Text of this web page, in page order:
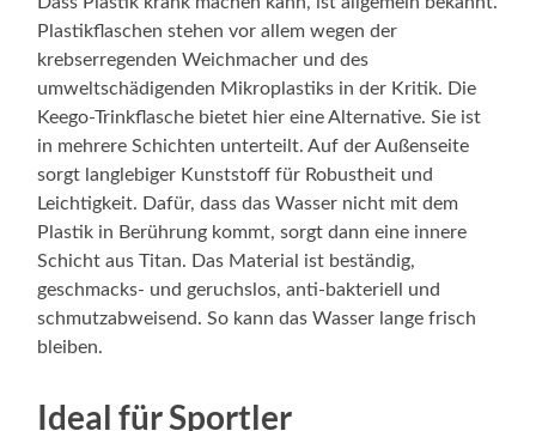
Plastikflaschen stehen vor allem wegen der
krebserregenden Weichmacher und des
umweltschädigenden Mikroplastiks in der Kritik. Die
Keego-Trinkflasche bietet hier eine Alternative. Sie ist
in mehrere Schichten unterteilt. Auf der Außenseite
sorgt langlebiger Kunststoff für Robustheit und
Leichtigkeit. Dafür, dass das Wasser nicht mit dem
Plastik in Berührung kommt, sorgt dann eine innere
Schicht aus Titan. Das Material ist beständig,
geschmacks- und geruchslos, anti-bakteriell und
schmutzabweisend. So kann das Wasser lange frisch
bleiben.
Ideal für Sportler